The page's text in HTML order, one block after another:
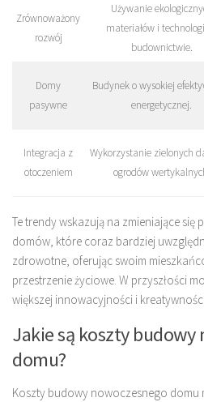
Zrównoważony
rozwój
Używanie
materiałów i
budownictwie.
Domy
pasywne
Budynek o wysokiej
energetycznej.
Integracja z
otoczeniem
Wykorzystanie zielonych
ogrodów
Te trendy wskazują na zmieniające
domów, które coraz bardziej
zdrowotne, oferując swoim
przestrzenie życiowe. W przyszłości
większej innowacyjności i
Jakie są koszty budowy
domu?
Koszty budowy nowoczesnego domu